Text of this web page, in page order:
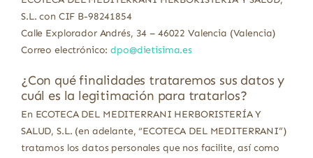
S.L. con CIF B-98241854
Calle Explorador Andrés, 34 – 46022 Valencia (Valencia)
Correo electrónico:dpo@dietisima.es
¿Con qué finalidades trataremos sus datos y
cuál es la legitimación para tratarlos?
En ECOTECA DEL MEDITERRANI HERBORISTERÍA Y
SALUD, S.L. (en adelante, “ECOTECA DEL MEDITERRANI”)
tratamos los datos personales que nos facilite, así como